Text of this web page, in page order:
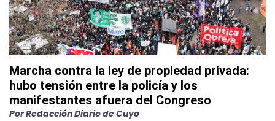
Marcha contra la ley de propiedad privada:
hubo tensión entre la policía y los
manifestantes afuera del Congreso
PorRedacción Diario de Cuyo